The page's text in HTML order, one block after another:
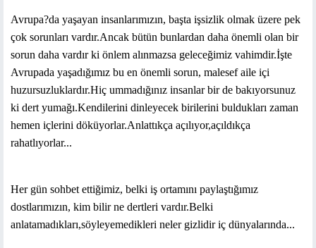
Avrupa?da yaşayan insanlarımızın, başta işsizlik olmak üzere pek
çok sorunları vardır.Ancak bütün bunlardan daha önemli olan bir
sorun daha vardır ki önlem alınmazsa geleceğimiz vahimdir.İşte
Avrupada yaşadığımız bu en önemli sorun, malesef aile içi
huzursuzluklardır.Hiç ummadığınız insanlar bir de bakıyorsunuz
ki dert yumağı.Kendilerini dinleyecek birilerini buldukları zaman
hemen içlerini döküyorlar.Anlattıkça açılıyor,açıldıkça
rahatlıyorlar...
Her gün sohbet ettiğimiz, belki iş ortamını paylaştığımız
dostlarımızın, kim bilir ne dertleri vardır.Belki
anlatamadıkları,söyleyemedikleri neler gizlidir iç dünyalarında...